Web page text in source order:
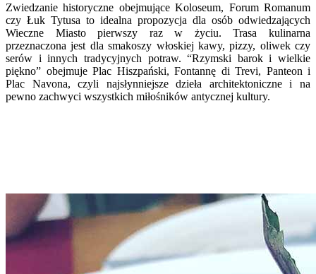
Zwiedzanie historyczne obejmujące Koloseum, Forum Romanum
czy Łuk Tytusa to idealna propozycja dla osób odwiedzających
Wieczne Miasto pierwszy raz w życiu. Trasa kulinarna
przeznaczona jest dla smakoszy włoskiej kawy, pizzy, oliwek czy
serów i innych tradycyjnych potraw. “Rzymski barok i wielkie
piękno” obejmuje Plac Hiszpański, Fontannę di Trevi, Panteon i
Plac Navona, czyli najsłynniejsze dzieła architektoniczne i na
pewno zachwyci wszystkich miłośników antycznej kultury.